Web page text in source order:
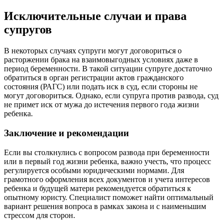
Исключительные случаи и права
супругов
В некоторых случаях супруги могут договориться о
расторжении брака на взаимовыгодных условиях даже в
период беременности. В такой ситуации супруге достаточно
обратиться в орган регистрации актов гражданского
состояния (РАГС) или подать иск в суд, если стороны не
могут договориться. Однако, если супруга против развода, суд
не примет иск от мужа до истечения первого года жизни
ребенка.
Заключение и рекомендации
Если вы столкнулись с вопросом развода при беременности
или в первый год жизни ребенка, важно учесть, что процесс
регулируется особыми юридическими нормами. Для
грамотного оформления всех документов и учета интересов
ребенка и будущей матери рекомендуется обратиться к
опытному юристу. Специалист поможет найти оптимальный
вариант решения вопроса в рамках закона и с наименьшим
стрессом для сторон.